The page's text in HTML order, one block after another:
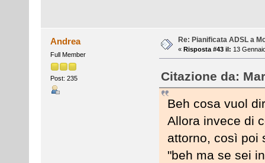
Andrea
Full Member
Post: 235
Re: Pianificata ADSL a
« Risposta #43 il: 13
Citazione da:
Beh cosa vuol
Allora invece di
attorno, così poi
"beh ma se sei